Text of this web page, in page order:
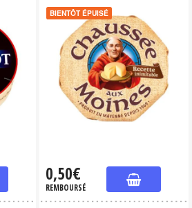
BIENTÔT ÉPUISÉ
0,50€
REMBOURSÉ